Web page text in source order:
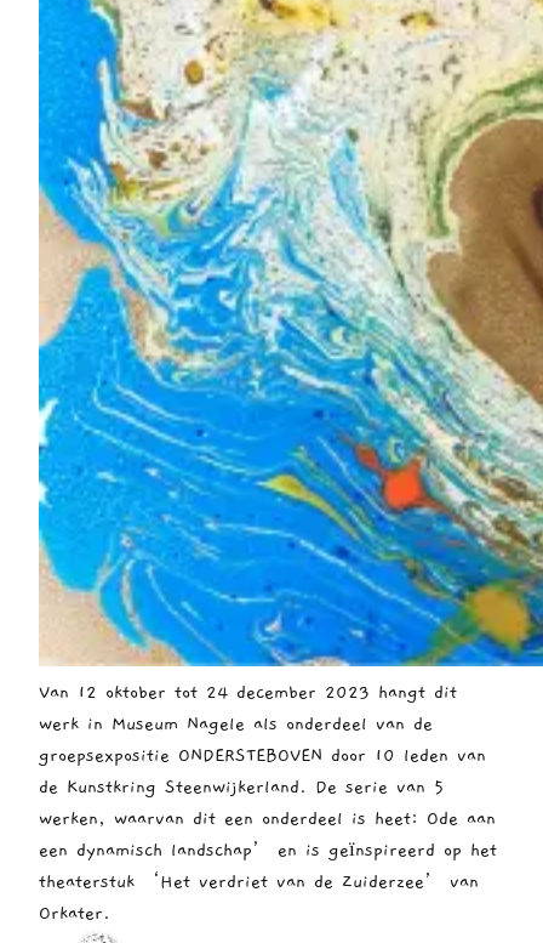
Van 12 oktober tot 24 december 2023 hangt dit
werk in Museum Nagele als onderdeel van de
groepsexpositie ONDERSTEBOVEN door 10 leden van
de Kunstkring Steenwijkerland. De serie van 5
werken, waarvan dit een onderdeel is heet: Ode aan
een dynamisch landschap’ en is geïnspireerd op het
theaterstuk ‘Het verdriet van de Zuiderzee’ van
Orkater.